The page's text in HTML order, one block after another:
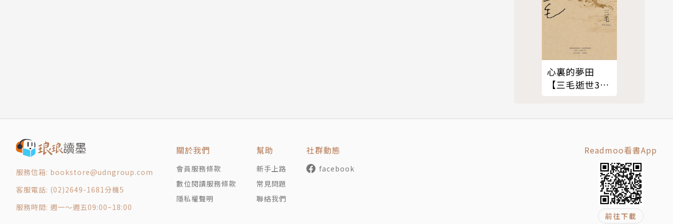
心裏的夢田
【三毛逝世30
服務信箱: bookstore@udngroup.com
客服電話: (02)2649-1681分機5
服務時間: 週一～週五09:00~18:00
關於我們
會員服務條款
數位閱讀服務條款
隱私權聲明
幫助
新手上路
常見問題
聯絡我們
社群動態
facebook
Readmoo看書App
前往下載